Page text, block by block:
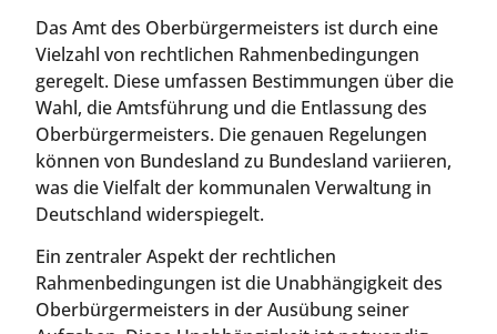
Das Amt des Oberbürgermeisters ist durch eine
Vielzahl von rechtlichen Rahmenbedingungen
geregelt. Diese umfassen Bestimmungen über die
Wahl, die Amtsführung und die Entlassung des
Oberbürgermeisters. Die genauen Regelungen
können von Bundesland zu Bundesland variieren,
was die Vielfalt der kommunalen Verwaltung in
Deutschland widerspiegelt.
Ein zentraler Aspekt der rechtlichen
Rahmenbedingungen ist die Unabhängigkeit des
Oberbürgermeisters in der Ausübung seiner